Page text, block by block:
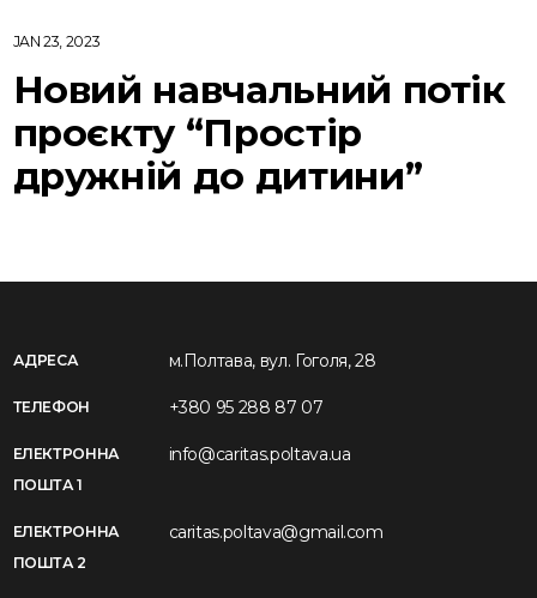
JAN 23, 2023
Новий навчальний потік
проєкту “Простір
дружній до дитини”
АДРЕСА м.Полтава, вул. Гоголя, 28
ТЕЛЕФОН +380 95 288 87 07
ЕЛЕКТРОННА
ПОШТА 1
info@caritas.poltava.ua
ЕЛЕКТРОННА
ПОШТА 2
caritas.poltava@gmail.com